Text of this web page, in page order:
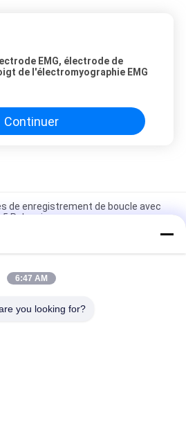
EMG, électrode de
de l'électromyographie EMG
Continuer
de enregistrement de boucle avec
5 Polonais
une boucle l'électrode avec le
d'EMG avec deux Pin réglable DIN
6:47 AM
you looking for?